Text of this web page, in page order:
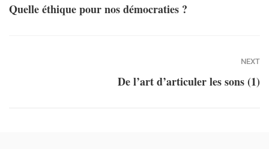
Quelle éthique pour nos démocraties ?
NEXT
De l’art d’articuler les sons (1)